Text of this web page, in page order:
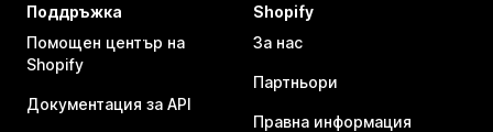
Поддръжка
Помощен център на
Shopify
Документация за API
Shopify
За нас
Партньори
Правна информация